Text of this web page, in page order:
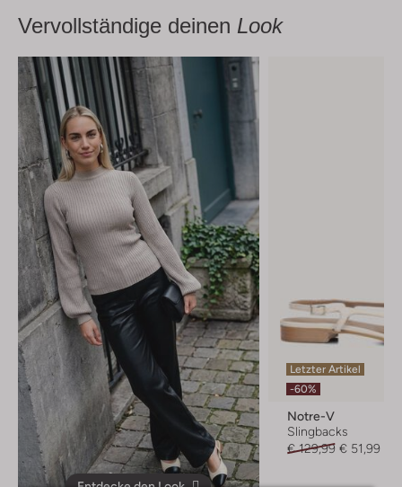
Vervollständige deinen Look
Letzter Artikel
-60%
Notre-V
Slingbacks
€ 129,99 € 51,99